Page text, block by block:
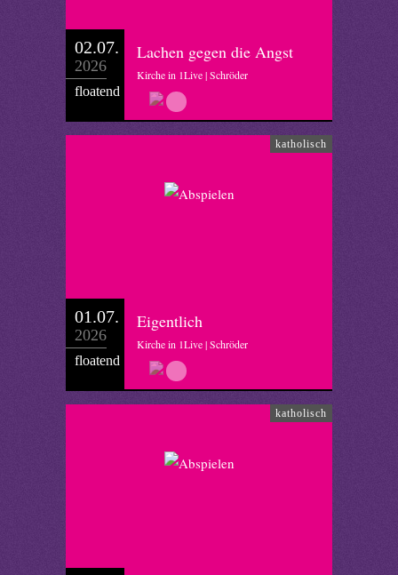
02.07.
2026
floatend
Lachen gegen die Angst
Kirche in 1Live | Schröder
katholisch
01.07.
2026
floatend
Eigentlich
Kirche in 1Live | Schröder
katholisch